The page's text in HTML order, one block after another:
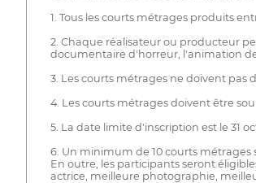
1. Tous les courts métrages produits
2. Chaque réalisateur ou producteur
documentaire d'horreur, l'animation
3. Les courts métrages ne doivent pas
4. Les courts métrages doivent être
5. La date limite d'inscription est le 31
6. Un minimum de 10 courts métrages
En outre, les participants seront
actrice, meilleure photographie,